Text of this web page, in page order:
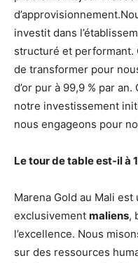
investit dans
structuré et performant.
de transformer pour
d’or pur à 99,9 % par
notre investissement
nous engageons pour
Le tour de table est-il à
Marena Gold au Mali
exclusivement maliens,
l’excellence. Nous
sur des ressources